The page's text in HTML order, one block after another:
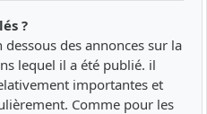
?
des annonces sur la
lequel il a été publié. il
importantes et
Comme pour les